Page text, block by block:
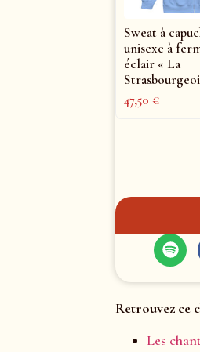
Sweat à
unisexe à
éclair « La
47,50€
Retrouvez ce
Les